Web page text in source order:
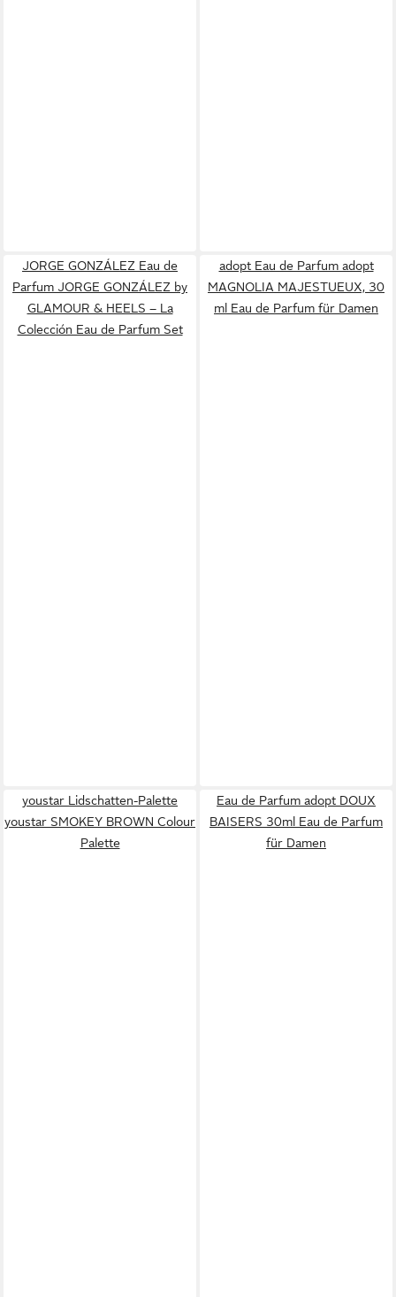
JORGE GONZÁLEZ Eau de
Parfum JORGE GONZÁLEZ by
GLAMOUR & HEELS – La
Colección Eau de Parfum Set
adopt Eau de Parfum adopt
MAGNOLIA MAJESTUEUX, 30
ml Eau de Parfum für Damen
youstar Lidschatten-Palette
youstar SMOKEY BROWN Colour
Palette
Eau de Parfum adopt DOUX
BAISERS 30ml Eau de Parfum
für Damen